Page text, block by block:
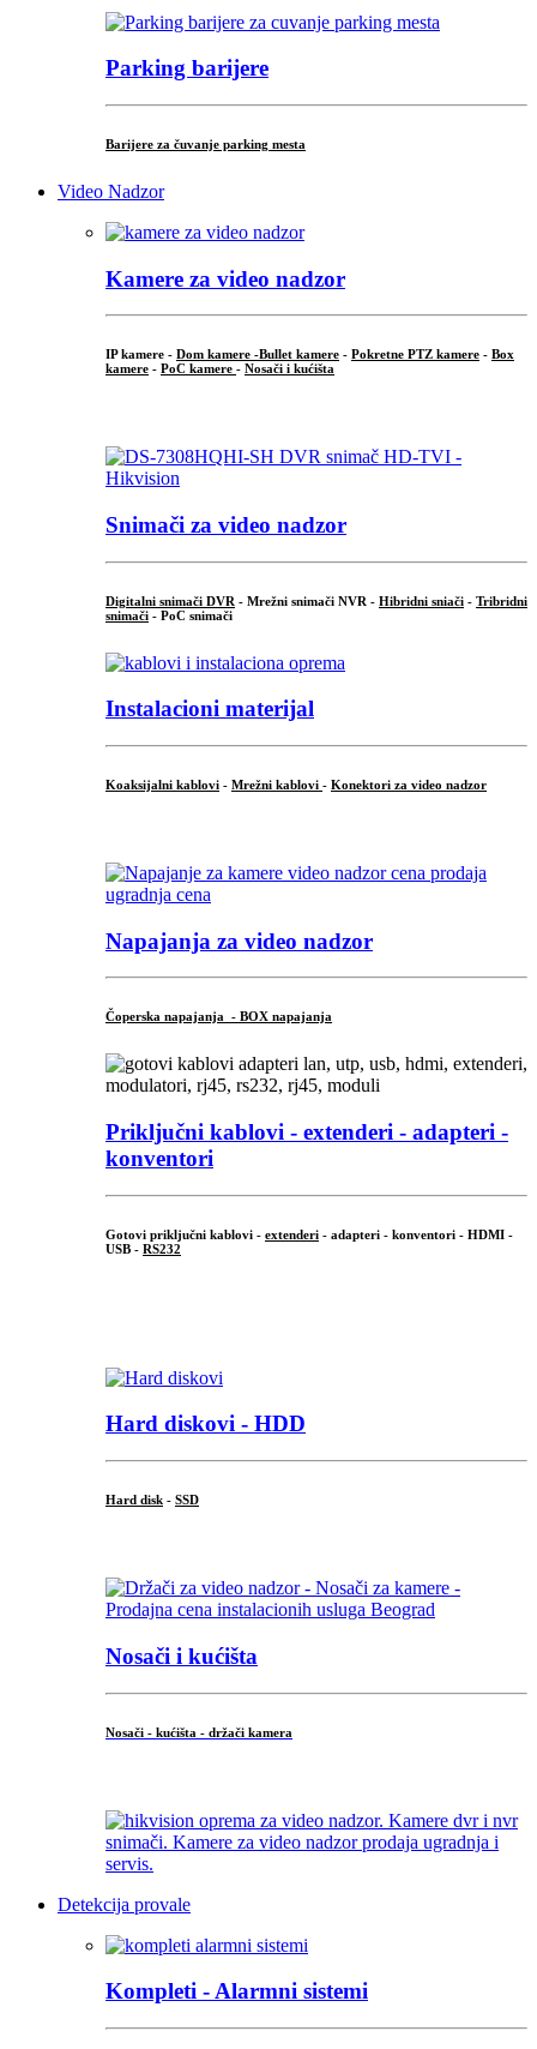
Parking barijere
Barijere za čuvanje parking mesta
Video Nadzor
Kamere za video nadzor
IP kamere - Dom kamere -Bullet kamere - Pokretne PTZ kamere - Box
kamere - PoC kamere - Nosači i kućišta
Snimači za video nadzor
Digitalni snimači DVR - Mrežni snimači NVR - Hibridni sniači - Tribridni
snimači - PoC snimači
Instalacioni materijal
Koaksijalni kablovi - Mrežni kablovi - Konektori za video nadzor
Napajanja za video nadzor
Čoperska napajanja - BOX napajanja
Priključni kablovi - extenderi - adapteri -
konventori
Gotovi priključni kablovi - extenderi - adapteri - konventori - HDMI -
USB - RS232
Hard diskovi - HDD
Hard disk - SSD
Nosači i kućišta
Nosači - kućišta - držači kamera
Detekcija provale
Kompleti - Alarmni sistemi